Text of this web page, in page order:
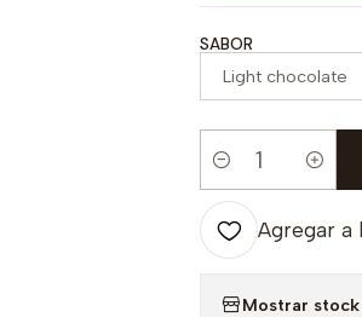
SABOR
Light chocolate
Cantidad
Agregar a
Mostrar